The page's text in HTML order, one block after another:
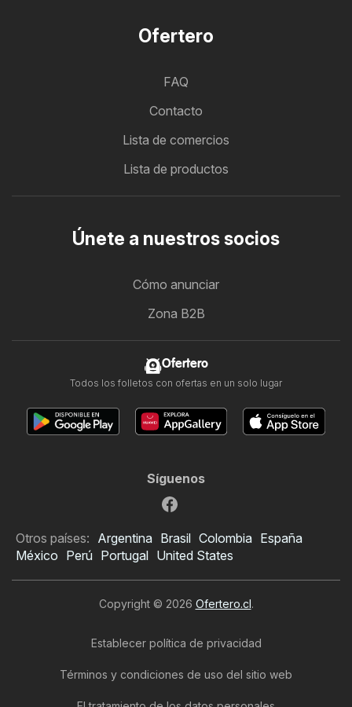
Ofertero
FAQ
Contacto
Lista de comercios
Lista de productos
Únete a nuestros socios
Cómo anunciar
Zona B2B
Ofertero
Todos los folletos con ofertas en un solo lugar
Síguenos
Otros países: Argentina Brasil Colombia España
México Perú Portugal United States
Copyright © 2026 Ofertero.cl.
Establecer política de privacidad
Términos y condiciones de uso del sitio web